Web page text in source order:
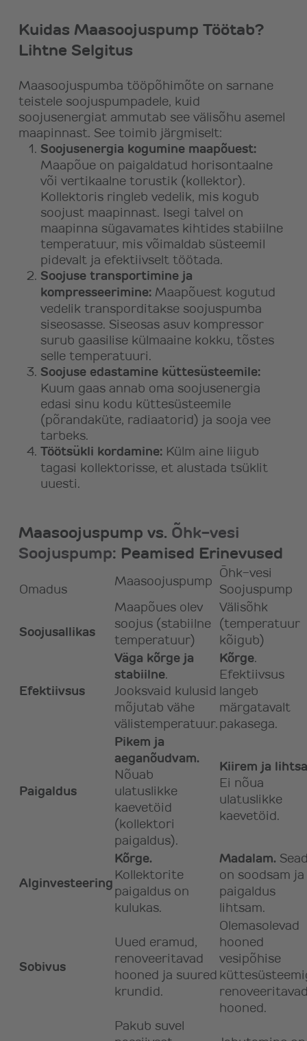
Kuidas Maasoojuspump Töötab?
Lihtne Selgitus
Maasoojuspumba tööpõhimõte on sarnane
teistele soojuspumpadele, kuid
soojusenergiat ammutab see välisõhu asemel
maapinnast. See toimib järgmiselt:
Soojusenergia kogumine maapõuest:
Maapõue on paigaldatud horisontaalne
või vertikaalne torustik (kollektor).
Kollektoris ringleb vedelik, mis kogub
soojust maapinnast. Isegi talvel on
maapinna sügavamates kihtides stabiilne
temperatuur, mis võimaldab süsteemil
pidevalt ja efektiivselt töötada.
Soojuse transportimine ja
kompresseerimine: Maapõuest kogutud
vedelik transporditakse soojuspumba
siseosasse. Siseosas asuv kompressor
surub gaasilise külmaaine kokku, tõstes
selle temperatuuri.
Soojuse edastamine küttesüsteemile:
Kuum gaas annab oma soojusenergia
edasi sinu kodu küttesüsteemile
(põrandaküte, radiaatorid) ja sooja vee
tarbeks.
Töötsükli kordamine: Külm aine liigub
tagasi kollektorisse, et alustada tsüklit
uuesti.
Maasoojuspump vs. Õhk-vesi
Soojuspump: Peamised Erinevused
Omadus Maasoojuspump Õhk-vesi
Soojuspump
Soojusallikas
Maapõues olev
soojus (stabiilne
temperatuur)
Välisõhk
(temperatuur
kõigub)
Efektiivsus
Väga kõrge ja
stabiilne.
Jooksvaid kulusid
mõjutab vähe
välistemperatuur.
Kõrge.
Efektiivsus
langeb
märgatavalt
pakasega.
Paigaldus
Pikem ja
aeganõudvam.
Nõuab
ulatuslikke
kaevetöid
(kollektori
paigaldus).
Kiirem ja
Ei nõua
ulatuslikke
kaevetöid.
Alginvesteering
Kõrge.
Kollektorite
paigaldus on
kulukas.
Madalam.
on soodsam ja
paigaldus
lihtsam.
Sobivus
Uued eramud,
renoveeritavad
hooned ja suured
krundid.
Olemasolevad
hooned
vesipõhise
hooned.
Pakub suvel